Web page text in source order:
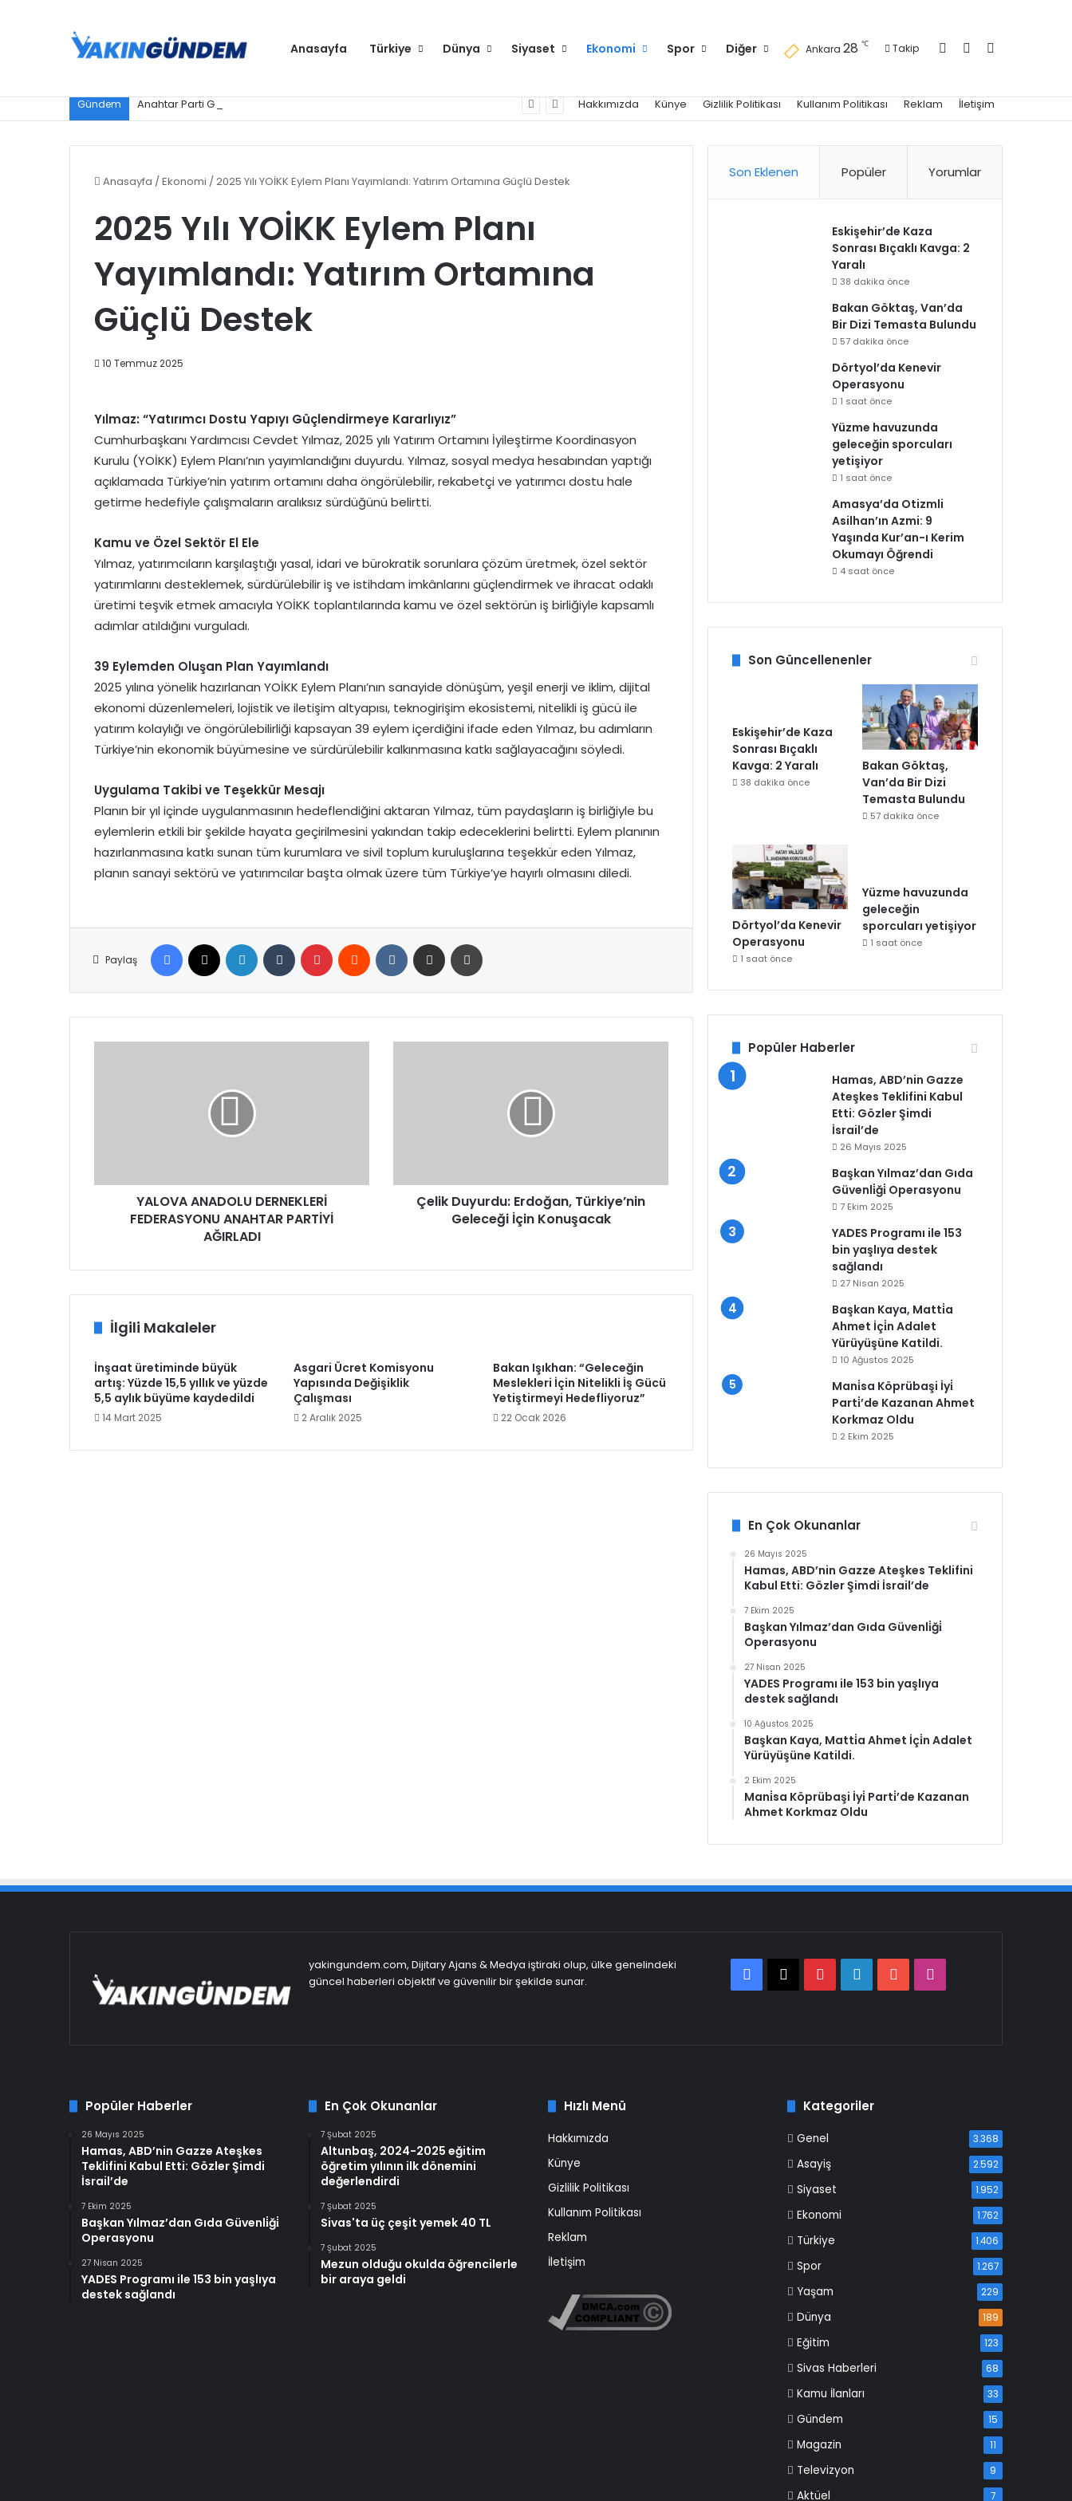
Anasayfa Türkiye Dünya Siyaset Ekonomi Spor Diğer Ankara 28 ℃ Takip Kayıt OlKenar Bölmesi
Gündem Hakkımızda Künye Gizlilik Politikası Kullanım Politikası Reklam İletişim
Anasayfa /Ekonomi /2025 Yılı YOİKK Eylem Planı Yayımlandı: Yatırım Ortamına Güçlü Destek
2025 Yılı YOİKK Eylem Planı
Yayımlandı: Yatırım Ortamına
Güçlü Destek
10 Temmuz 2025
Yılmaz: “Yatırımcı Dostu Yapıyı Güçlendirmeye Kararlıyız”
Cumhurbaşkanı Yardımcısı Cevdet Yılmaz, 2025 yılı Yatırım Ortamını İyileştirme Koordinasyon
Kurulu (YOİKK) Eylem Planı’nın yayımlandığını duyurdu. Yılmaz, sosyal medya hesabından yaptığı
açıklamada Türkiye’nin yatırım ortamını daha öngörülebilir, rekabetçi ve yatırımcı dostu hale
getirme hedefiyle çalışmaların aralıksız sürdüğünü belirtti.
Kamu ve Özel Sektör El Ele
Yılmaz, yatırımcıların karşılaştığı yasal, idari ve bürokratik sorunlara çözüm üretmek, özel sektör
yatırımlarını desteklemek, sürdürülebilir iş ve istihdam imkânlarını güçlendirmek ve ihracat odaklı
üretimi teşvik etmek amacıyla YOİKK toplantılarında kamu ve özel sektörün iş birliğiyle kapsamlı
adımlar atıldığını vurguladı.
39 Eylemden Oluşan Plan Yayımlandı
2025 yılına yönelik hazırlanan YOİKK Eylem Planı’nın sanayide dönüşüm, yeşil enerji ve iklim, dijital
ekonomi düzenlemeleri, lojistik ve iletişim altyapısı, teknogirişim ekosistemi, nitelikli iş gücü ile
yatırım kolaylığı ve öngörülebilirliği kapsayan 39 eylem içerdiğini ifade eden Yılmaz, bu adımların
Türkiye’nin ekonomik büyümesine ve sürdürülebilir kalkınmasına katkı sağlayacağını söyledi.
Uygulama Takibi ve Teşekkür Mesajı
Planın bir yıl içinde uygulanmasının hedeflendiğini aktaran Yılmaz, tüm paydaşların iş birliğiyle bu
eylemlerin etkili bir şekilde hayata geçirilmesini yakından takip edeceklerini belirtti. Eylem planının
hazırlanmasına katkı sunan tüm kurumlara ve sivil toplum kuruluşlarına teşekkür eden Yılmaz,
planın sanayi sektörü ve yatırımcılar başta olmak üzere tüm Türkiye’ye hayırlı olmasını diledi.
Paylaş
Facebook LinkedIn Tumblr Pinterest Reddit VKontakteE-Posta ile paylaş
YALOVA ANADOLU DERNEKLERİ
FEDERASYONU ANAHTAR PARTİYİ
AĞIRLADI
Çelik Duyurdu: Erdoğan, Türkiye’nin
Geleceği İçin Konuşacak
İlgili Makaleler
İnşaat üretiminde büyük
artış: Yüzde 15,5 yıllık ve yüzde
5,5 aylık büyüme kaydedildi
14 Mart 2025
Asgari Ücret Komisyonu
Yapısında Değişiklik
Çalışması
2 Aralık 2025
Bakan Işıkhan: “Geleceğin
Meslekleri İçin Nitelikli İş Gücü
Yetiştirmeyi Hedefliyoruz”
22 Ocak 2026
Son Eklenen Popüler Yorumlar
Eskişehir’de Kaza
Sonrası Bıçaklı Kavga: 2
Yaralı
38 dakika önce
Bakan Göktaş, Van’da
Bir Dizi Temasta Bulundu
57 dakika önce
Dörtyol’da Kenevir
Operasyonu
1 saat önce
Yüzme havuzunda
geleceğin sporcuları
yetişiyor
1 saat önce
Amasya’da Otizmli
Asilhan’ın Azmi: 9
Yaşında Kur’an-ı Kerim
Okumayı Öğrendi
4 saat önce
Son Güncellenenler
Eskişehir’de Kaza
Sonrası Bıçaklı
Kavga: 2 Yaralı
38 dakika önce
Bakan Göktaş,
Van’da Bir Dizi
Temasta Bulundu
57 dakika önce
Dörtyol’da Kenevir
Operasyonu
1 saat önce
Yüzme havuzunda
geleceğin
sporcuları yetişiyor
1 saat önce
Popüler Haberler
Hamas, ABD’nin Gazze
Ateşkes Teklifini Kabul
Etti: Gözler Şimdi
İsrail’de
26 Mayıs 2025
Başkan Yılmaz’dan Gıda
Güvenli̇ği̇ Operasyonu
7 Ekim 2025
YADES Programı ile 153
bin yaşlıya destek
sağlandı
27 Nisan 2025
Başkan Kaya, Matti̇a
Ahmet İçi̇n Adalet
Yürüyüşüne Katildi.
10 Ağustos 2025
Mani̇sa Köprübaşi İyi̇
Parti̇’de Kazanan Ahmet
Korkmaz Oldu
2 Ekim 2025
En Çok Okunanlar
26 Mayıs 2025
Hamas, ABD’nin Gazze Ateşkes Teklifini
Kabul Etti: Gözler Şimdi İsrail’de
7 Ekim 2025
Başkan Yılmaz’dan Gıda Güvenli̇ği̇
Operasyonu
27 Nisan 2025
YADES Programı ile 153 bin yaşlıya
destek sağlandı
10 Ağustos 2025
Başkan Kaya, Matti̇a Ahmet İçi̇n Adalet
Yürüyüşüne Katildi.
2 Ekim 2025
Mani̇sa Köprübaşi İyi̇ Parti̇’de Kazanan
Ahmet Korkmaz Oldu
yakingundem.com, Dijitary Ajans & Medya iştiraki olup, ülke genelindeki
güncel haberleri objektif ve güvenilir bir şekilde sunar.
Facebook
X PinterestLinkedInYouTube
Popüler Haberler
26 Mayıs 2025
Hamas, ABD’nin Gazze Ateşkes
Teklifini Kabul Etti: Gözler Şimdi
İsrail’de
7 Ekim 2025
Başkan Yılmaz’dan Gıda Güvenli̇ği̇
Operasyonu
27 Nisan 2025
YADES Programı ile 153 bin yaşlıya
destek sağlandı
En Çok Okunanlar
7 Şubat 2025
Altunbaş, 2024-2025 eğitim
öğretim yılının ilk dönemini
değerlendirdi
7 Şubat 2025
Sivas'ta üç çeşit yemek 40 TL
7 Şubat 2025
Mezun olduğu okulda öğrencilerle
bir araya geldi
Hızlı Menü
Hakkımızda
Künye
Gizlilik Politikası
Kullanım Politikası
Reklam
İletişim
Kategoriler
Genel 3.368
Asayiş 2.592
Siyaset 1.952
Ekonomi 1.762
Türkiye 1.406
Spor 1.267
Yaşam 229
Dünya 189
Eğitim 123
Sivas Haberleri 68
Kamu İlanları 33
Gündem 15
Magazin 11
Televizyon 9
Aktüel 7